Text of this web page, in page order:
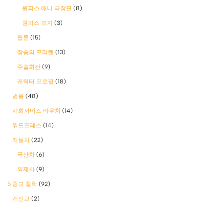
원피스 애니 극장판 (8)
원피스 표지 (3)
웹툰 (15)
장송의 프리렌 (13)
주술회전 (9)
캐릭터 프로필 (18)
법률 (48)
사회서비스 바우처 (14)
워드프레스 (14)
자동차 (22)
국산차 (6)
외제차 (9)
5 종교 철학 (92)
개신교 (2)